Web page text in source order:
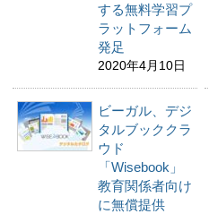
する無料学習プ
ラットフォーム
発足
2020年4月10日
ビーガル、デジ
タルブッククラ
ウド
「Wisebook」
教育関係者向け
に無償提供